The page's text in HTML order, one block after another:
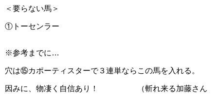
＜要らない馬＞
①トーセンラー
※参考までに…
穴は⑮カポーティスターで３連単ならこの馬を入れる。
因みに、物凄く自信あり！ （斬れ来る加藤さん